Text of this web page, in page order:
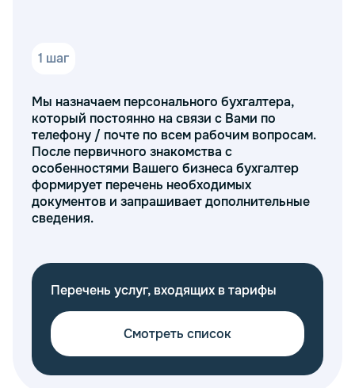
будет работать в рамках законодательства, а
подготовке отчетов и расчетов, включая годовую
отчетность.
Компания «Тонкий и партнеры» оказывает
бухгалтерские услуги для НКО на аутсорсинг, что
позволяет сэкономить на штате сотрудников и
сосредоточиться на развитии вашей организации.
Мы готовы предоставить вам юридические и
деятельности.
получите помощь в ведении бухгалтерского учета
для вашей НКО. Мы готовы взять на себя все
вопросы, связанные с отчетностью, налоговым
учетом и юридическими аспектами деятельности.
1 шаг
Мы назначаем персонального бухгалтера,
который постоянно на связи с Вами по
телефону / почте по всем рабочим вопросам.
После первичного знакомства с
особенностями Вашего бизнеса бухгалтер
формирует перечень необходимых
документов и запрашивает дополнительные
сведения.
Перечень услуг, входящих в тарифы
Смотреть список